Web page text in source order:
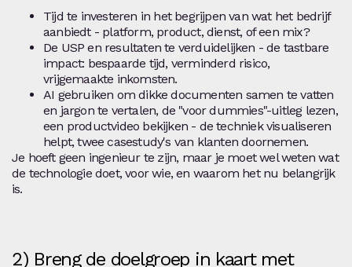
Tijd te investeren in het begrijpen van wat het bedrijf
aanbiedt - platform, product, dienst, of een mix?
De USP en resultaten te verduidelijken - de tastbare
impact: bespaarde tijd, verminderd risico,
vrijgemaakte inkomsten.
AI gebruiken om dikke documenten samen te vatten
en jargon te vertalen, de "voor dummies"-uitleg lezen,
een productvideo bekijken - de techniek visualiseren
helpt, twee casestudy's van klanten doornemen.
Je hoeft geen ingenieur te zijn, maar je moet wel weten wat
de technologie doet, voor wie, en waarom het nu belangrijk
is.
2) Breng de doelgroep in kaart met